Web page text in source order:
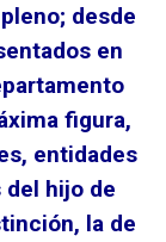
desde
en
figura,
entidades
hijo de
la de